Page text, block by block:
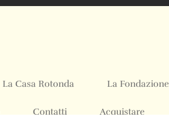
La Casa Rotonda La Fondazione
Contatti Acquistare